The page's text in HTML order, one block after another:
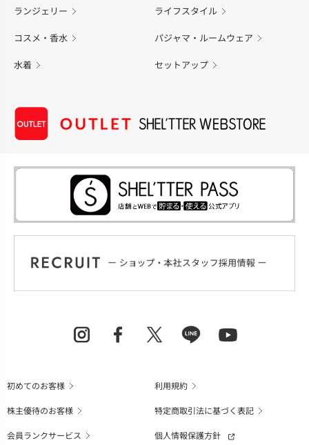
ランジェリー ライフスタイル
コスメ・香水 パジャマ・ルームウェア
水着 セットアップ
初めてのお客様
利用規約
株主優待のお客様
特定商取引法に基づく表記
会員ランクサービス
個人情報保護方針